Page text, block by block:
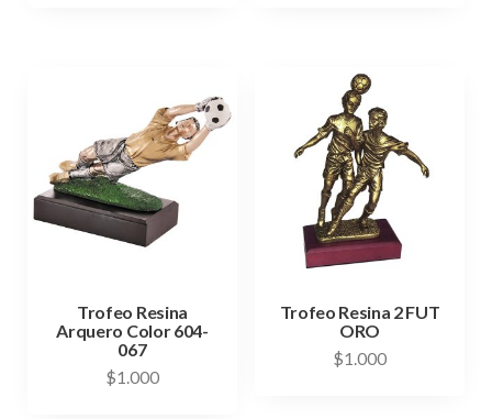
Trofeo Resina
Arquero Color 604-
067
$1.000
Trofeo Resina 2 FUT
ORO
$1.000